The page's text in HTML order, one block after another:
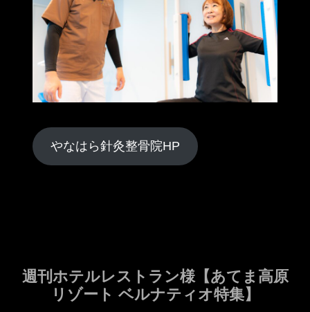
やなはら針灸整骨院HP
週刊ホテルレストラン様【あてま高原
リゾート ベルナティオ特集】